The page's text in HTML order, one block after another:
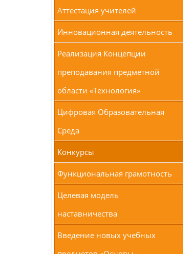
Аттестация учителей
Инновационная деятельность
Реализация Концепции
преподавания предметной
области «Технология»
Цифровая Образовательная
Среда
Конкурсы
Функциональная грамотность
Целевая модель
наставничества
Введение новых учебных